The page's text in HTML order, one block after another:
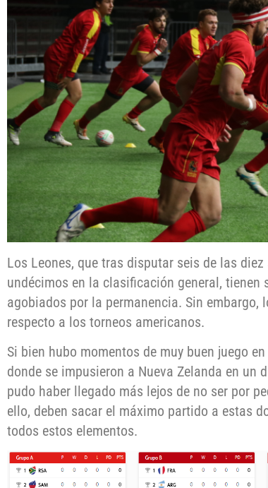
Los Leones, que tras disputar seis de las
undécimos en la clasificación general,
agobiados por la permanencia. Sin
respecto a los torneos americanos.
Si bien hubo momentos de muy buen juego
donde se impusieron a Nueva Zelanda en
pudo haber llegado más lejos de no ser por
ello, deben sacar el máximo partido a estas
todos estos elementos.